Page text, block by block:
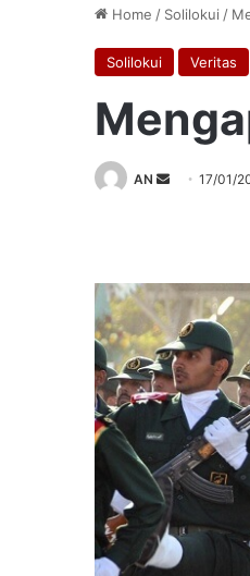
Home / Solilokui /
Solilokui Veritas
AN
Send17/01/